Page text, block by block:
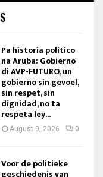
Pa historia politico
na Aruba: Gobierno
di AVP-FUTURO, un
gobierno sin gevoel,
sin respet, sin
dignidad, no ta
respeta ley...
August 9, 2026 0
Voor de politieke